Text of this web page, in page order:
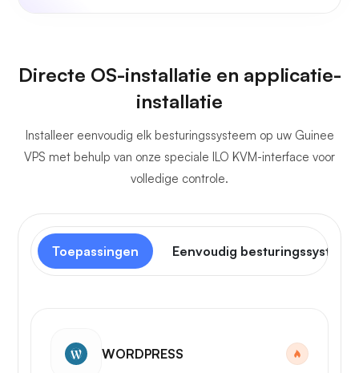
Directe OS-installatie en applicatie-
installatie
Installeer eenvoudig elk besturingssysteem op uw Guinee
VPS met behulp van onze speciale ILO KVM-interface voor
volledige controle.
Toepassingen Eenvoudig besturingssysteem
WORDPRESS